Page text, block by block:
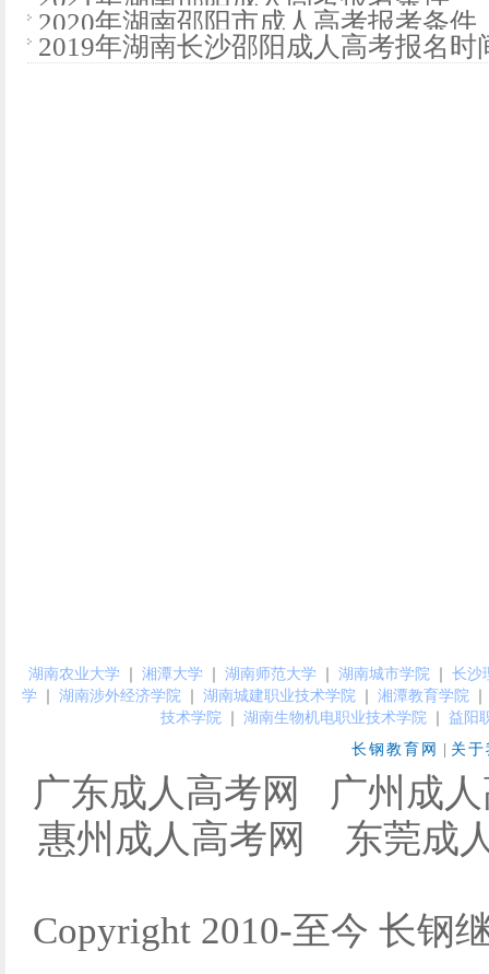
2020年湖南邵阳市成人高考报考条件
2019年湖南长沙邵阳成人高考报名时
湖南农业大学 湘潭大学 湖南师范大学 湖南城市学院
长沙
学
湖南涉外经济学院 湖南城建职业技术学院 湘潭教育学院
技术学院
湖南生物机电职业技术学院
益阳
长钢教育网
关
广东成人高考网
广州成
惠州成人高考网
东莞成
Copyright 2010-至今 长钢